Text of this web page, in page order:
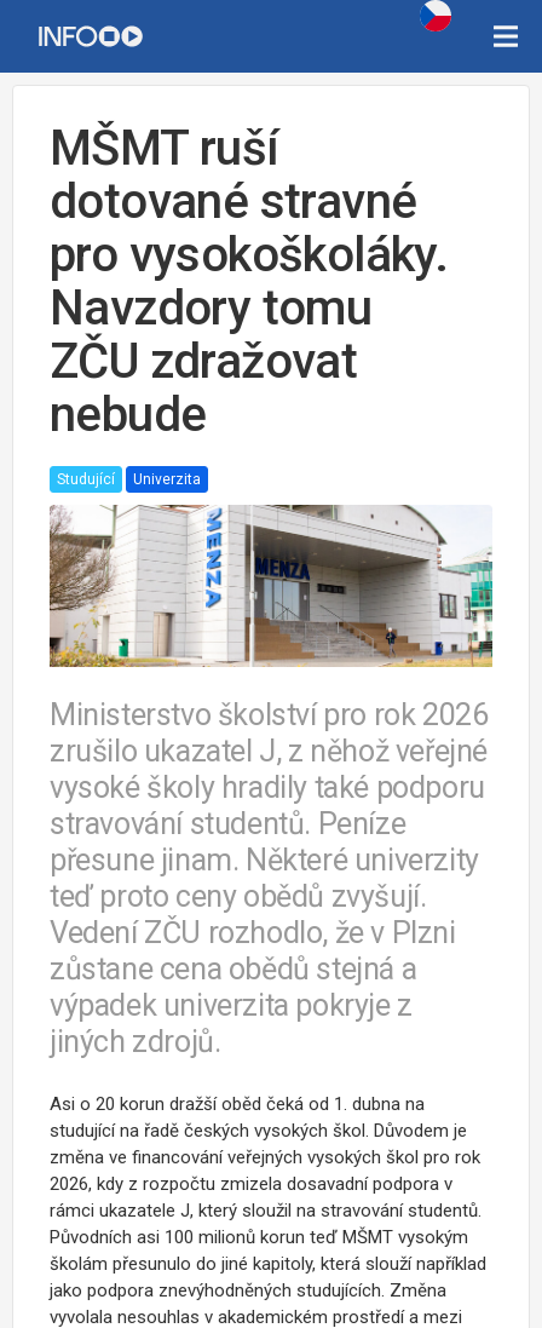
MŠMT ruší
dotované stravné
pro vysokoškoláky.
Navzdory tomu
ZČU zdražovat
nebude
Studující Univerzita
Ministerstvo školství pro rok 2026
zrušilo ukazatel J, z něhož veřejné
vysoké školy hradily také podporu
stravování studentů. Peníze
přesune jinam. Některé univerzity
teď proto ceny obědů zvyšují.
Vedení ZČU rozhodlo, že v Plzni
zůstane cena obědů stejná a
výpadek univerzita pokryje z
jiných zdrojů.
Asi o 20 korun dražší oběd čeká od 1. dubna na
studující na řadě českých vysokých škol. Důvodem je
změna ve financování veřejných vysokých škol pro rok
2026, kdy z rozpočtu zmizela dosavadní podpora v
rámci ukazatele J, který sloužil na stravování studentů.
Původních asi 100 milionů korun teď MŠMT vysokým
školám přesunulo do jiné kapitoly, která slouží například
jako podpora znevýhodněných studujících. Změna
vyvolala nesouhlas v akademickém prostředí a mezi